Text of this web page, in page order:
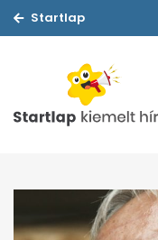
Startlap